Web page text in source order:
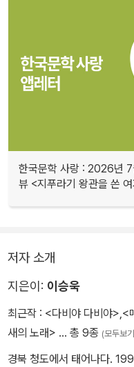
한국문학 사랑 : 2026년
뷰 <지푸라기 왕관을 쓴
저자 소개
지은이: 이승욱
최근작 : <다비야 다비야>,<
새의 노래> … 총 9종 (모두보
경북 청도에서 태어나다.